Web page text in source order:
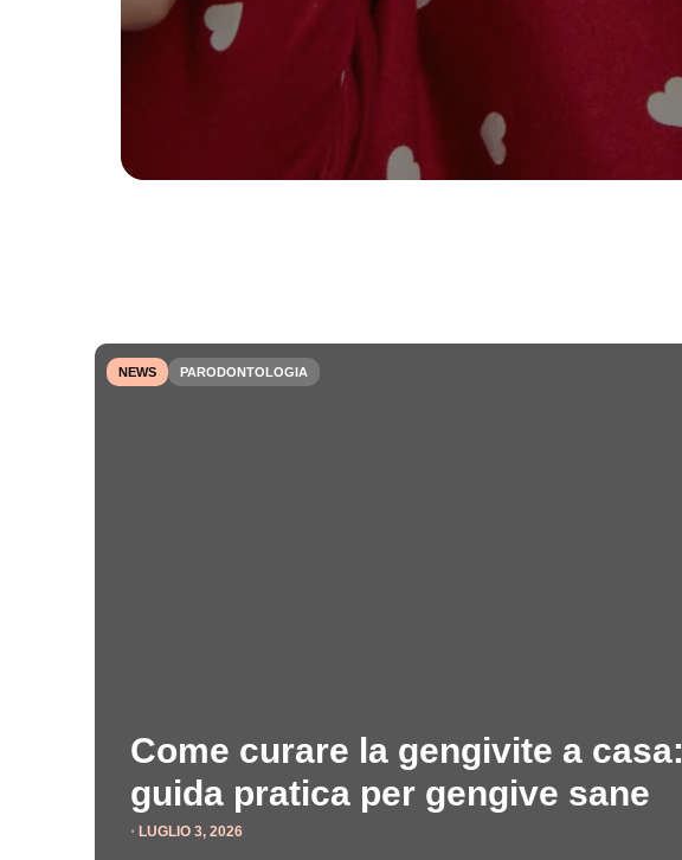
NEWS PARODONTOLOGIA
Come curare la gengivite a casa:
guida pratica per gengive sane
⋅ LUGLIO 3, 2026